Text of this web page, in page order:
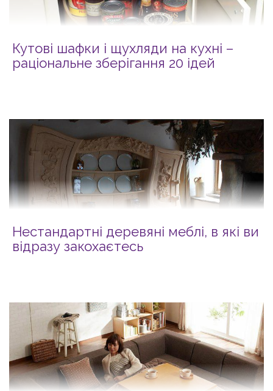
Кутові шафки і щухляди на кухні –
раціональне зберігання 20 ідей
Нестандартні деревяні меблі, в які ви
відразу закохаєтесь